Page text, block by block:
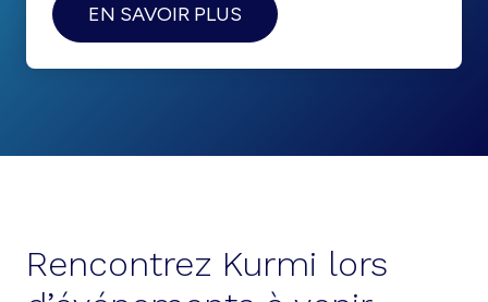
EN SAVOIR PLUS
Rencontrez Kurmi lors